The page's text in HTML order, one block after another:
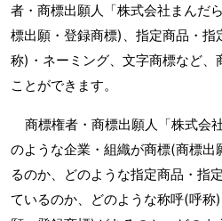
者・商標出願人「株式会社まんだ
標出願・登録商標)、指定商品・
称)・ネーミング、文字商標など、
ことができます。
商標権者・商標出願人「株式会
のような企業・組織が商標(商標出
るのか、どのような指定商品・指
ているのか、どのような称呼(呼